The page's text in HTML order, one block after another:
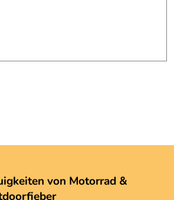
von Motorrad &